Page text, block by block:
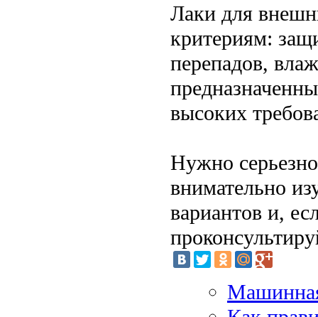
Лаки для
критериям:
перепадов,
высоких
Нужно
внимательно
вариантов и,